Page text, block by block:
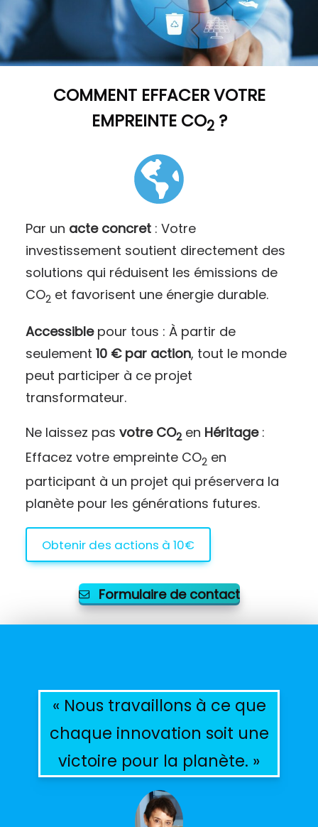
COMMENT EFFACER VOTRE
EMPREINTE CO2?
Par un acte concret: Votre
investissement soutient directement des
solutions qui réduisent les émissions de
CO2 et favorisent une énergie durable.
Accessiblepour tous : À partir de
seulement 10 € par action, tout le monde
peut participer à ce projet
transformateur.
Ne laissez pas votre CO2en Héritage:
Effacez votre empreinte CO2 en
participant à un projet qui préservera la
planète pour les générations futures.
Obtenir des actions à 10€
Formulaire de contact
« Nous travaillons à ce que
chaque innovation soit une
victoire pour la planète. »